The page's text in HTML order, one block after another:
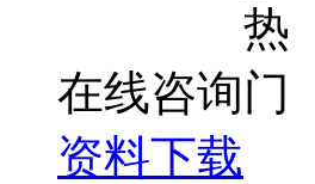
在线咨询
资料下载